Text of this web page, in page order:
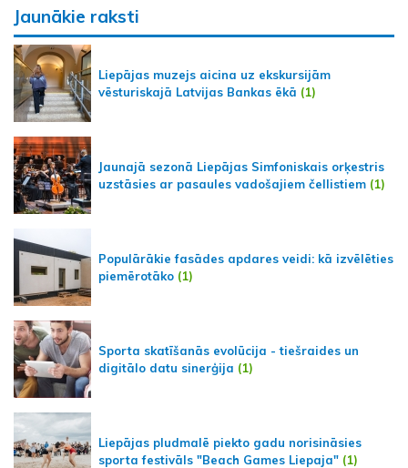
Jaunākie raksti
Liepājas muzejs aicina uz ekskursijām
vēsturiskajā Latvijas Bankas ēkā (1)
Jaunajā sezonā Liepājas Simfoniskais orķestris
uzstāsies ar pasaules vadošajiem čellistiem (1)
Populārākie fasādes apdares veidi: kā izvēlēties
piemērotāko (1)
Sporta skatīšanās evolūcija - tiešraides un
digitālo datu sinerģija (1)
Liepājas pludmalē piekto gadu norisināsies
sporta festivāls "Beach Games Liepaja" (1)